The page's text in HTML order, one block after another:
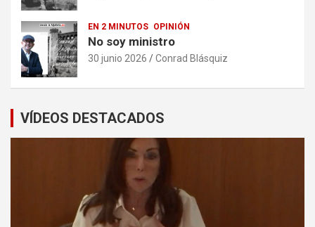
EN 2 MINUTOS OPINIÓN
No soy ministro
30 junio 2026 Conrad Blásquiz
VÍDEOS DESTACADOS